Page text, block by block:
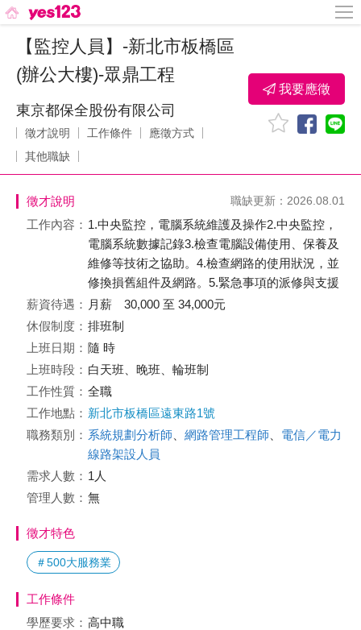
【監控人員】-新北市板橋區
(辦公大樓)-眾鼎工程
東京都保全股份有限公司
徵才說明 工作條件
應徵方式
其他職缺
我要應徵
徵才說明 職缺更新：2026.08.01
工作內容： 1.中央監控，電腦系統維護及操作2.中央監控，
電腦系統數據記錄3.檢查電腦設備使用、保養及
維修等技術之協助。4.檢查網路的使用狀況，並
修換損舊組件及網路。5.緊急事項的派修與支援
薪資待遇： 月薪 30,000 至 34,000元
休假制度： 排班制
上班日期： 隨 時
上班時段： 白天班、晚班、輪班制
工作性質： 全職
工作地點： 新北市板橋區遠東路1號
職務類別： 系統規劃分析師 網路管理工程師
電信／電力
線路架設人員
需求人數： 1人
管理人數： 無
徵才特色
＃500大服務業
工作條件
學歷要求： 高中職